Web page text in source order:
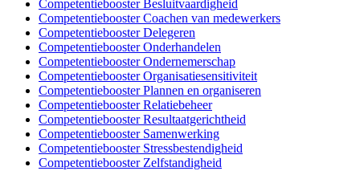
Competentiebooster Besluitvaardigheid
Competentiebooster Coachen van medewerkers
Competentiebooster Delegeren
Competentiebooster Onderhandelen
Competentiebooster Ondernemerschap
Competentiebooster Organisatiesensitiviteit
Competentiebooster Plannen en organiseren
Competentiebooster Relatiebeheer
Competentiebooster Resultaatgerichtheid
Competentiebooster Samenwerking
Competentiebooster Stressbestendigheid
Competentiebooster Zelfstandigheid